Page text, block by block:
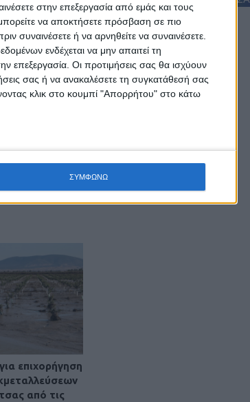
στην επεξεργασία από εμάς και τους
να αποκτήσετε πρόσβαση σε πιο
συναινέσετε ή να αρνηθείτε να συναινέσετε.
ενδέχεται να μην απαιτεί τη
επεξεργασία. Οι προτιμήσεις σας θα ισχύουν
σας ή να ανακαλέσετε τη συγκατάθεσή σας
κλικ στο κουμπί "Απορρήτου" στο κάτω
ΣΥΜΦΩΝΩ
Καραϊσκάκη
στο Μαυρομμάτι
επιχορήγηση
από τις